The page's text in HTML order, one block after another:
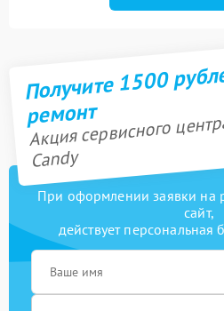
Получите 1500
ремонт
Акция сервисного
Candy
При оформлении заявки на
сайт,
действует персональная